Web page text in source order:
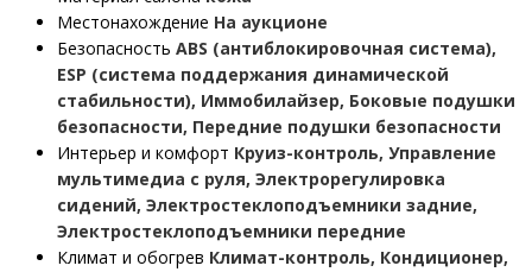
Местонахождение На аукционе
Безопасность ABS (антиблокировочная система),
ESP (система поддержания динамической
стабильности), Иммобилайзер, Боковые подушки
безопасности, Передние подушки безопасности
Интерьер и комфорт Круиз-контроль, Управление
мультимедиа с руля, Электрорегулировка
сидений, Электростеклоподъемники задние,
Электростеклоподъемники передние
Климат и обогрев Климат-контроль, Кондиционер,